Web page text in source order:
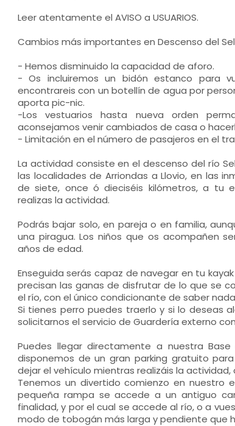
Leer atentamente el AVISO a USUARIOS.
Cambios más importantes en Descenso del
- Hemos disminuido la capacidad de aforo.
- Os incluiremos un bidón estanco para
encontrareis con un botellín de agua por
aporta pic-nic.
-Los vestuarios hasta nueva orden
aconsejamos venir cambiados de casa o
- Limitación en el número de pasajeros en el
La actividad consiste en el descenso del río
las localidades de Arriondas a Llovio, en las
de siete, once ó dieciséis kilómetros, a tu
realizas la actividad.
Podrás bajar solo, en pareja o en familia,
una piragua. Los niños que os acompañen
años de edad.
Enseguida serás capaz de navegar en tu
precisan las ganas de disfrutar de lo que se
el río, con el único condicionante de saber
Si tienes perro puedes traerlo y si lo deseas
solicitarnos el servicio de Guardería externo
Puedes llegar directamente a nuestra
disponemos de un gran parking gratuito
dejar el vehículo mientras realizáis la
Tenemos un divertido comienzo en nuestro
pequeña rampa se accede a un antiguo
finalidad, y por el cual se accede al río, o a
modo de tobogán más larga y pendiente que